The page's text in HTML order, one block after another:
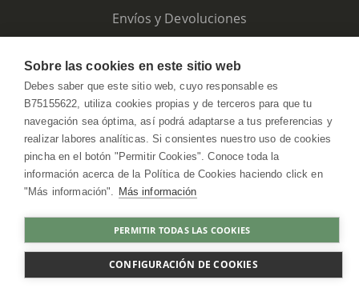
COMPRAR
Envíos y Devoluciones
HerbolarioWeb © 2026. All Rights Reserved
Sobre las cookies en este sitio web
Debes saber que este sitio web, cuyo responsable es
B75155622, utiliza cookies propias y de terceros para que tu
navegación sea óptima, así podrá adaptarse a tus preferencias y
realizar labores analíticas. Si consientes nuestro uso de cookies
pincha en el botón "Permitir Cookies". Conoce toda la
información acerca de la Política de Cookies haciendo click en
"Más información". Más información
PERMITIR TODAS LAS COOKIES
CONFIGURACIÓN DE COOKIES